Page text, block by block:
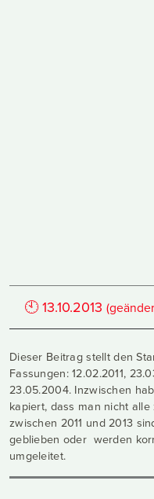
🕙13.10.2013
Dieser Beitrag stellt den
Fassungen: 12.02.2011,
23.05.2004. Inzwischen
kapiert, dass man nicht
zwischen 2011 und 2013
geblieben oder werden
umgeleitet.